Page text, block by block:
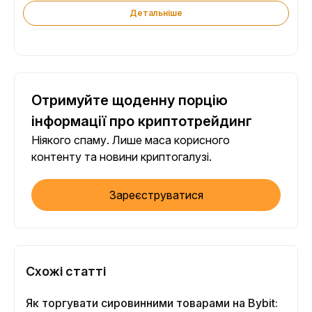
Детальніше
Отримуйте щоденну порцію
інформації про криптотрейдинг
Ніякого спаму. Лише маса корисного
контенту та новини криптогалузі.
Зареєструватися
Схожі статті
Як торгувати сировинними товарами на Bybit: